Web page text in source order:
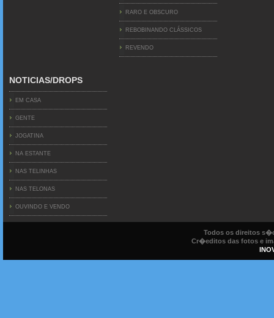
RARO E OBSCURO
REBOBINANDO CLÁSSICOS
REVENDO
NOTICIAS/DROPS
EM CASA
GENTE
JOGATINA
NA ESTANTE
NAS TELINHAS
NAS TELONAS
OUVINDO E VENDO
Todos os direitos
Cr�editos das fotos e